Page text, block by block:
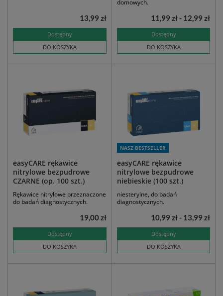
Dostępny
DO KOSZYKA
13,99 zł
domowych.
Dostępny
DO KOSZYKA
11,99 zł - 12,99 zł
easyCARE rękawice
nitrylowe bezpudrowe
CZARNE (op. 100 szt.)
Rękawice nitrylowe przeznaczone
do badań diagnostycznych.
Dostępny
DO KOSZYKA
19,00 zł
NASZ BESTSELLER
easyCARE rękawice
nitrylowe bezpudrowe
niebieskie (100 szt.)
niesterylne, do badań
diagnostycznych.
Dostępny
DO KOSZYKA
10,99 zł - 13,99 zł